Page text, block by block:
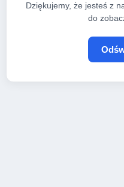
Dziękujemy, że jesteś z
do